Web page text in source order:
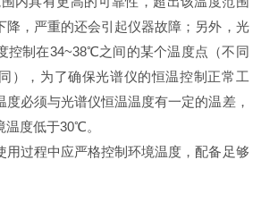
降，严重的还会引起仪器故障；另外，光
控制在34~38℃之间的某个温度点（不同
），为了确保光谱仪的恒温控制正常工
必须与光谱仪恒温温度有一定的温差，
温度低于30℃。
用过程中应严格控制环境温度，配备足够